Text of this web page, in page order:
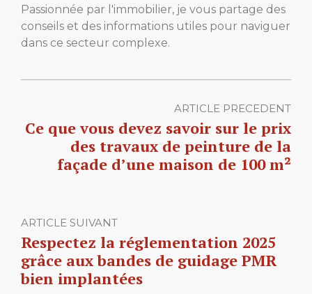
Passionnée par l'immobilier, je vous partage des
conseils et des informations utiles pour naviguer
dans ce secteur complexe.
ARTICLE PRECEDENT
Ce que vous devez savoir sur le prix
des travaux de peinture de la
façade d’une maison de 100 m²
ARTICLE SUIVANT
Respectez la réglementation 2025
grâce aux bandes de guidage PMR
bien implantées